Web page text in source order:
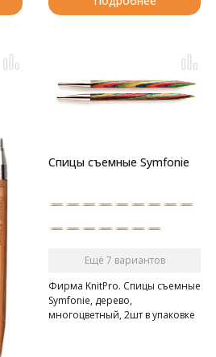
Спицы съемные Symfonie
Ещё 7 вариантов
Фирма KnitPro. Спицы съемные
Symfonie, дерево,
многоцветный, 2шт в упаковке